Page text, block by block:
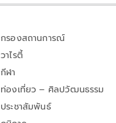
กรองสถานการณ์
วาไรตี้
กีฬา
ท่องเที่ยว – ศิลปวัฒนธรรม
ประชาสัมพันธ์